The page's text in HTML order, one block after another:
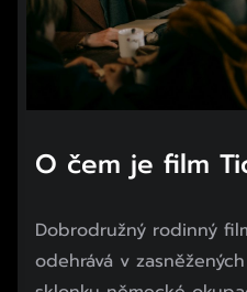
O čem je film
Dobrodružný rodinný
odehrává v